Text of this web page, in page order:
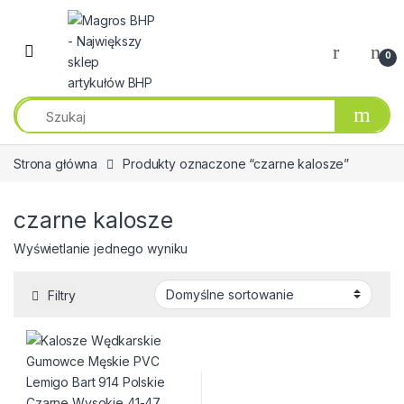
Przejdź do nawigacji
Przeskocz do treści
0
Strona główna Produkty oznaczone “czarne kalosze”
czarne kalosze
Wyświetlanie jednego wyniku
Filtry